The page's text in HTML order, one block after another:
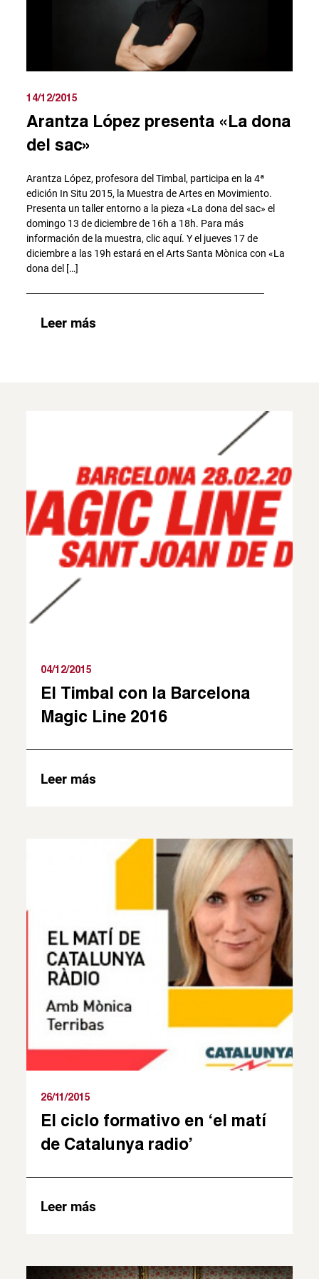
14/12/2015
Arantza López presenta «La dona
del sac»
Arantza López, profesora del Timbal, participa en la 4ª
edición In Situ 2015, la Muestra de Artes en Movimiento.
Presenta un taller entorno a la pieza «La dona del sac» el
domingo 13 de diciembre de 16h a 18h. Para más
información de la muestra, clic aquí. Y el jueves 17 de
diciembre a las 19h estará en el Arts Santa Mònica con «La
dona del […]
Leer más
04/12/2015
El Timbal con la Barcelona
Magic Line 2016
Leer más
26/11/2015
El ciclo formativo en ‘el matí
de Catalunya radio’
Leer más